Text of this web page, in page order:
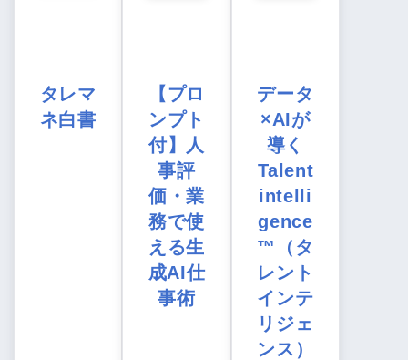
タレマ
ネ白書
【プロ
ンプト
付】人
事評
価・業
務で使
える生
成AI仕
事術
データ
×AIが
導く
Talent
intelli
gence
™（タ
レント
インテ
リジェ
ンス）